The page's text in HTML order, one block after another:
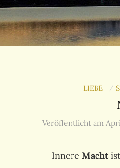
LIEBE /
Veröffentlicht am
Innere Macht